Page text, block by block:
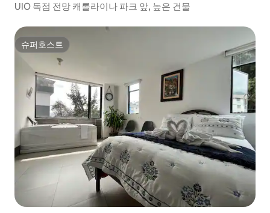
UIO 독점 전망 캐롤라이나 파크 앞, 높은 건물
슈퍼호스트
슈퍼호스트